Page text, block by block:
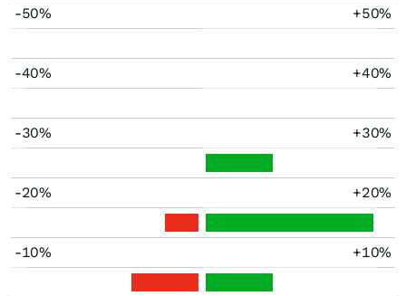
-50% +50%
-40% +40%
-30% +30%
-20% +20%
-10% +10%